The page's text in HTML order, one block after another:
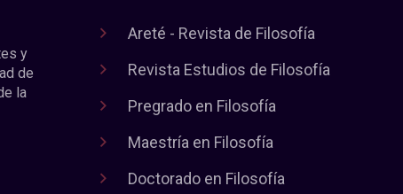
y
de
la
Areté - Revista de Filosofía
Revista Estudios de Filosofía
Pregrado en Filosofía
Maestría en Filosofía
Doctorado en Filosofía